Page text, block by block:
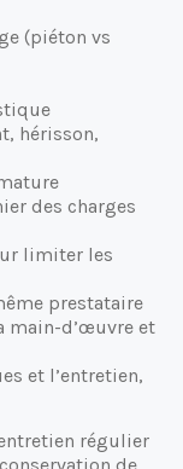
(piéton vs
hérisson,
des charges
limiter les
prestataire
main-d’œuvre et
et l’entretien,
régulier